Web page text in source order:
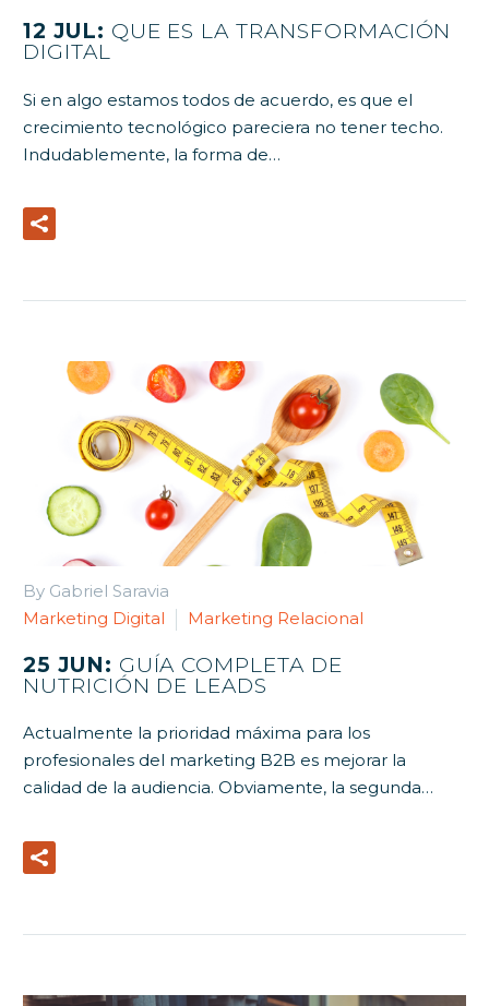
12 JUL: QUE ES LA TRANSFORMACIÓN
DIGITAL
Si en algo estamos todos de acuerdo, es que el
crecimiento tecnológico pareciera no tener techo.
Indudablemente, la forma de…
By Gabriel Saravia
Marketing Digital
Marketing Relacional
25 JUN: GUÍA COMPLETA DE
NUTRICIÓN DE LEADS
Actualmente la prioridad máxima para los
profesionales del marketing B2B es mejorar la
calidad de la audiencia. Obviamente, la segunda…